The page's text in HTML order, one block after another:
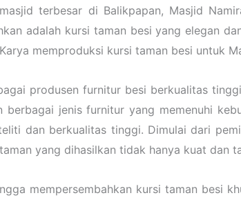
terbesar di Balikpapan, Masjid
adalah kursi taman besi yang elegan
memproduksi kursi taman besi untuk
produsen furnitur besi berkualitas
berbagai jenis furnitur yang memenuhi
dan berkualitas tinggi. Dimulai dari
yang dihasilkan tidak hanya kuat dan
mempersembahkan kursi taman besi